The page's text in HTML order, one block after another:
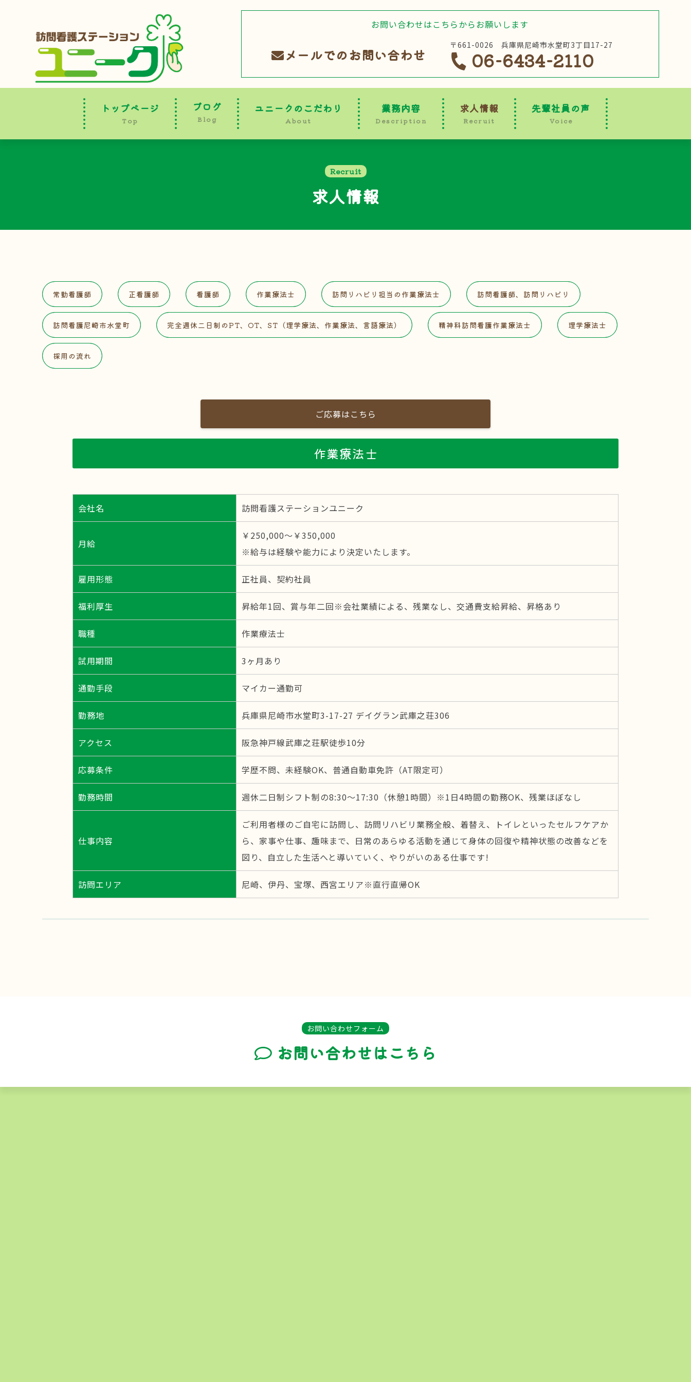
お問い合わせはこちらからお願いします
メールでのお問い合わせ
〒661-0026 兵庫県尼崎市水堂町3丁目17-27
06-6434-2110
トップページ
Top
ブログ
Blog
ユニークのこだわり
About
業務内容
Description
求人情報
Recruit
先輩社員の声
Voice
Recruit
求人情報
常勤看護師 正看護師 看護師 作業療法士 訪問リハビリ担当の作業療法士 訪問看護師、訪問リハビリ
訪問看護尼崎市水堂町 完全週休二日制のPT、OT、ST（理学療法、作業療法、言語療法） 精神科訪問看護作業療法士 理学療法士
採用の流れ
ご応募はこちら
作業療法士
会社名 訪問看護ステーションユニーク
月給
￥250,000～￥350,000
※給与は経験や能力により決定いたします。
雇用形態 正社員、契約社員
福利厚生 昇給年1回、賞与年二回※会社業績による、残業なし、交通費支給昇給、昇格あり
職種 作業療法士
試用期間 3ヶ月あり
通勤手段 マイカー通勤可
勤務地 兵庫県尼崎市水堂町3-17-27 デイグラン武庫之荘306
アクセス 阪急神戸線武庫之荘駅徒歩10分
応募条件 学歴不問、未経験OK、普通自動車免許（AT限定可）
勤務時間 週休二日制シフト制の8:30～17:30（休憩1時間）※1日4時間の勤務OK、残業ほぼなし
仕事内容
ご利用者様のご自宅に訪問し、訪問リハビリ業務全般、着替え、トイレといったセルフケアか
ら、家事や仕事、趣味まで、日常のあらゆる活動を通じて身体の回復や精神状態の改善などを
図り、自立した生活へと導いていく、やりがいのある仕事です!
訪問エリア 尼崎、伊丹、宝塚、西宮エリア※直行直帰OK
お問い合わせフォーム
お問い合わせはこちら